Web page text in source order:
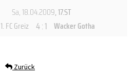
Sa, 18.04.2009, 17.ST
1. FC Greiz 4 : 1 Wacker Gotha
Zurück